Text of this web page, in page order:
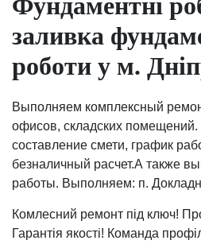
заливка
роботи у м.
Выполняем комплексный
офисов, складских помещений.
составление смети, график
безналичный расчет.А также
работы. Выполняем: п.
Комлесний ремонт під ключ!
Гарантія якості! Команда